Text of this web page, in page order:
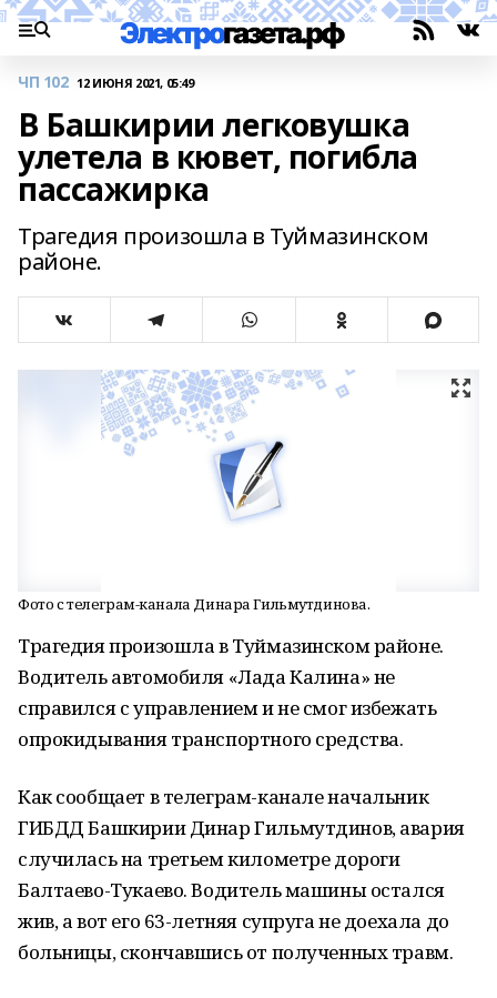
ЧП 102 12 ИЮНЯ 2021, 05:49
В Башкирии легковушка
улетела в кювет, погибла
пассажирка
Трагедия произошла в Туймазинском
районе.
Фото с телеграм-канала Динара Гильмутдинова.
Трагедия произошла в Туймазинском районе.
Водитель автомобиля «Лада Калина» не
справился с управлением и не смог избежать
опрокидывания транспортного средства.
Как сообщает в телеграм-канале начальник
ГИБДД Башкирии Динар Гильмутдинов, авария
случилась на третьем километре дороги
Балтаево-Тукаево. Водитель машины остался
жив, а вот его 63-летняя супруга не доехала до
больницы, скончавшись от полученных травм.